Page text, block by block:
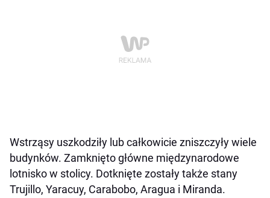
Wstrząsy uszkodziły lub całkowicie zniszczyły wiele
budynków. Zamknięto główne międzynarodowe
lotnisko w stolicy. Dotknięte zostały także stany
Trujillo, Yaracuy, Carabobo, Aragua i Miranda.